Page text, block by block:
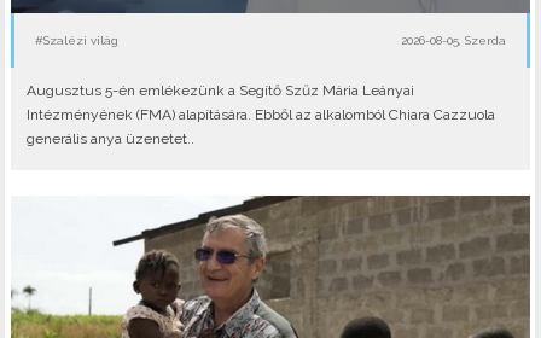
#Szalézi világ 2026-08-05, Szerda
Augusztus 5-én emlékezünk a Segítő Szűz Mária Leányai
Intézményének (FMA) alapítására. Ebből az alkalomból Chiara Cazzuola
generális anya üzenetet..